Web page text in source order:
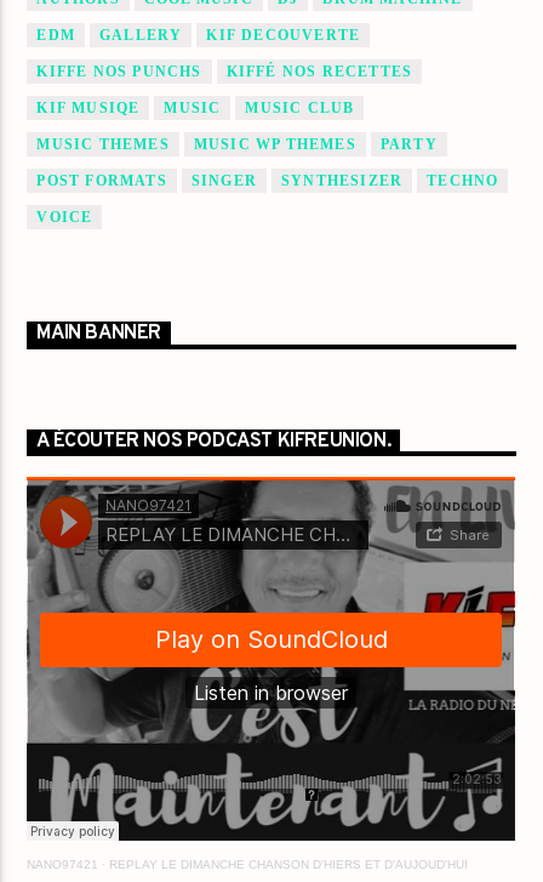
EDM GALLERY KIF DECOUVERTE
KIFFE NOS PUNCHS KIFFÉ NOS RECETTES
KIF MUSIQE MUSIC MUSIC CLUB
MUSIC THEMES MUSIC WP THEMES PARTY
POST FORMATS SINGER SYNTHESIZER TECHNO
VOICE
MAIN BANNER
A ÉCOUTER NOS PODCAST KIFREUNION.
NANO97421 · REPLAY LE DIMANCHE CHANSON D'HIERS ET D'AUJOUD'HUI